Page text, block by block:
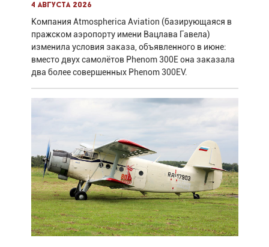
4 августа 2026
Компания Atmospherica Aviation (базирующаяся в
пражском аэропорту имени Вацлава Гавела)
изменила условия заказа, объявленного в июне:
вместо двух самолётов Phenom 300E она заказала
два более совершенных Phenom 300EV.